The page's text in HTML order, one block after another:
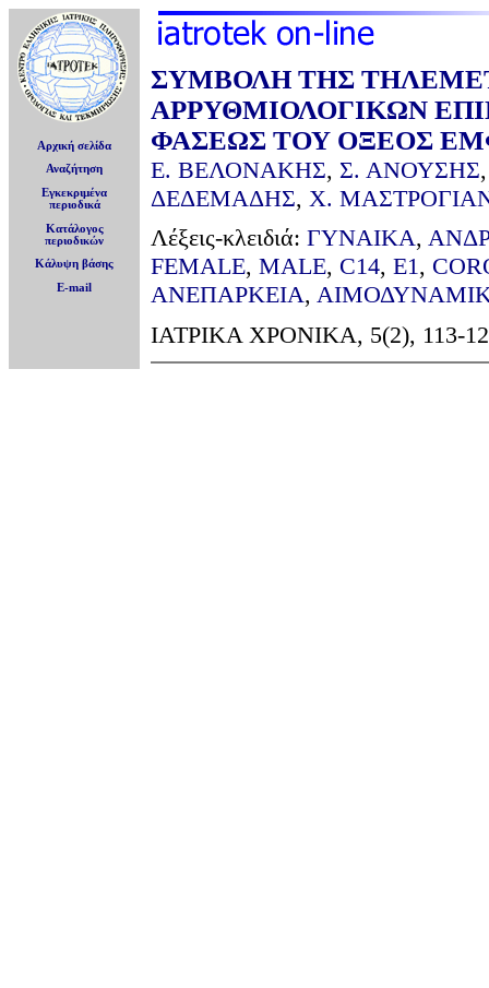
Αρχική σελίδα
Αναζήτηση
Εγκεκριμένα
περιοδικά
Κατάλογος
περιοδικών
Κάλυψη βάσης
E-mail
ΣΥΜΒΟΛΗ ΤΗΣ
ΑΡΡΥΘΜΙΟΛΟΓΙΚΩΝ
ΦΑΣΕΩΣ ΤΟΥ ΟΞΕΟΣ
Ε. ΒΕΛΟΝΑΚΗΣ, Σ. ΑΝΟΥΣΗΣ
ΔΕΔΕΜΑΔΗΣ, Χ.
Λέξεις-κλειδιά: ΓΥΝΑΙΚΑ,
FEMALE, MALE, C14, E1,
ΑΝΕΠΑΡΚΕΙΑ,
ΙΑΤΡΙΚΑ ΧΡΟΝΙΚΑ, 5(2), 113-